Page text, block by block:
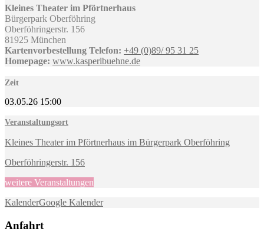
Kleines Theater im Pförtnerhaus
Bürgerpark Oberföhring
Oberföhringerstr. 156
81925 München
Kartenvorbestellung Telefon: +49 (0)89/ 95 31 25
Homepage: www.kasperlbuehne.de
Zeit
03.05.26 15:00
Veranstaltungsort
Kleines Theater im Pförtnerhaus im Bürgerpark Oberföhring
Oberföhringerstr. 156
weitere Veranstaltungen
KalenderGoogle Kalender
Anfahrt